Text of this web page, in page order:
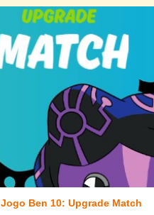
Jogo Ben 10: Upgrade Match